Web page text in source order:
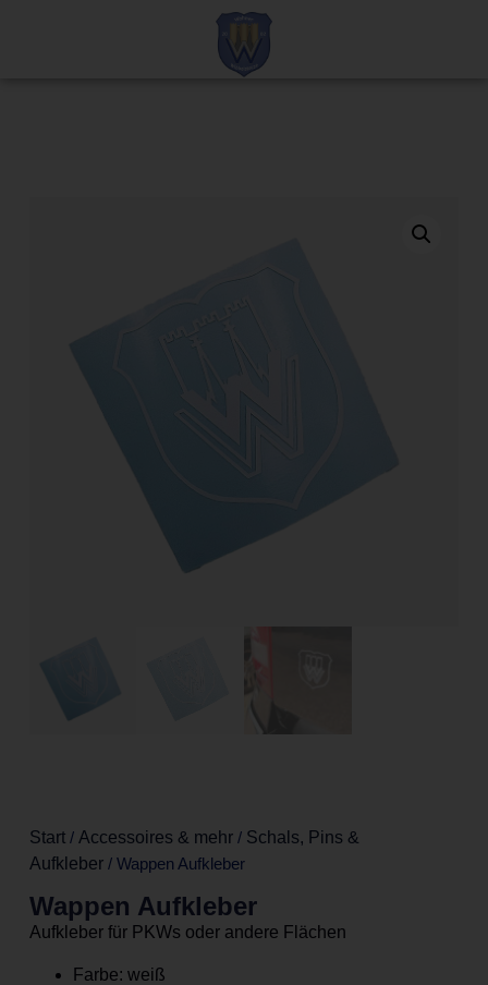
Start/ Accessoires & mehr/ Schals, Pins &
Aufkleber/ Wappen Aufkleber
Wappen Aufkleber
Aufkleber für PKWs oder andere Flächen
Farbe: weiß